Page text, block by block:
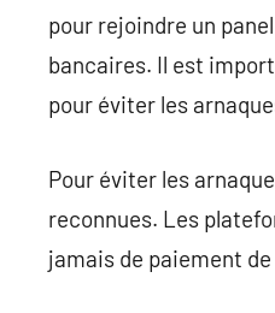
pour rejoindre un
bancaires. Il est
pour éviter les
Pour éviter les
reconnues. Les
jamais de paiement